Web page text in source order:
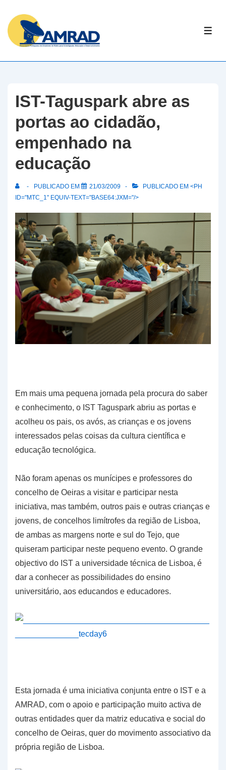
Skip
Content
IST-Taguspark abre as
portas ao cidadão,
empenhado na
educação
PUBLICADO EM 21/03/2009
PUBLICADO EM <PH
ID="MTC_1" EQUIV-TEXT="BASE64:JXM="/>
Em mais uma pequena jornada pela procura do saber
e conhecimento, o IST Taguspark abriu as portas e
acolheu os pais, os avós, as crianças e os jovens
interessados pelas coisas da cultura científica e
educação tecnológica.
Não foram apenas os munícipes e professores do
concelho de Oeiras a visitar e participar nesta
iniciativa, mas também, outros pais e outras crianças e
jovens, de concelhos limítrofes da região de Lisboa,
de ambas as margens norte e sul do Tejo, que
quiseram participar neste pequeno evento. O grande
objectivo do IST a universidade técnica de Lisboa, é
dar a conhecer as possibilidades do ensino
universitário, aos educandos e educadores.
Esta jornada é uma iniciativa conjunta entre o IST e a
AMRAD, com o apoio e participação muito activa de
outras entidades quer da matriz educativa e social do
concelho de Oeiras, quer do movimento associativo da
própria região de Lisboa.